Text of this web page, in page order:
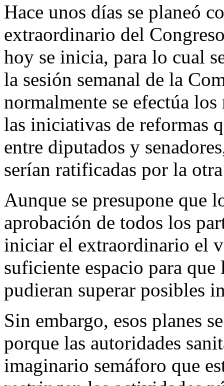
Hace unos días se planeó
extraordinario del
hoy se inicia, para lo cual
la sesión semanal de la
normalmente se efectúa
las iniciativas de reformas
entre diputados y
serían ratificadas por la
Aunque se presupone que
aprobación de todos los
iniciar el extraordinario el
suficiente espacio para
pudieran superar posibles
Sin embargo, esos planes
porque las autoridades
imaginario semáforo que